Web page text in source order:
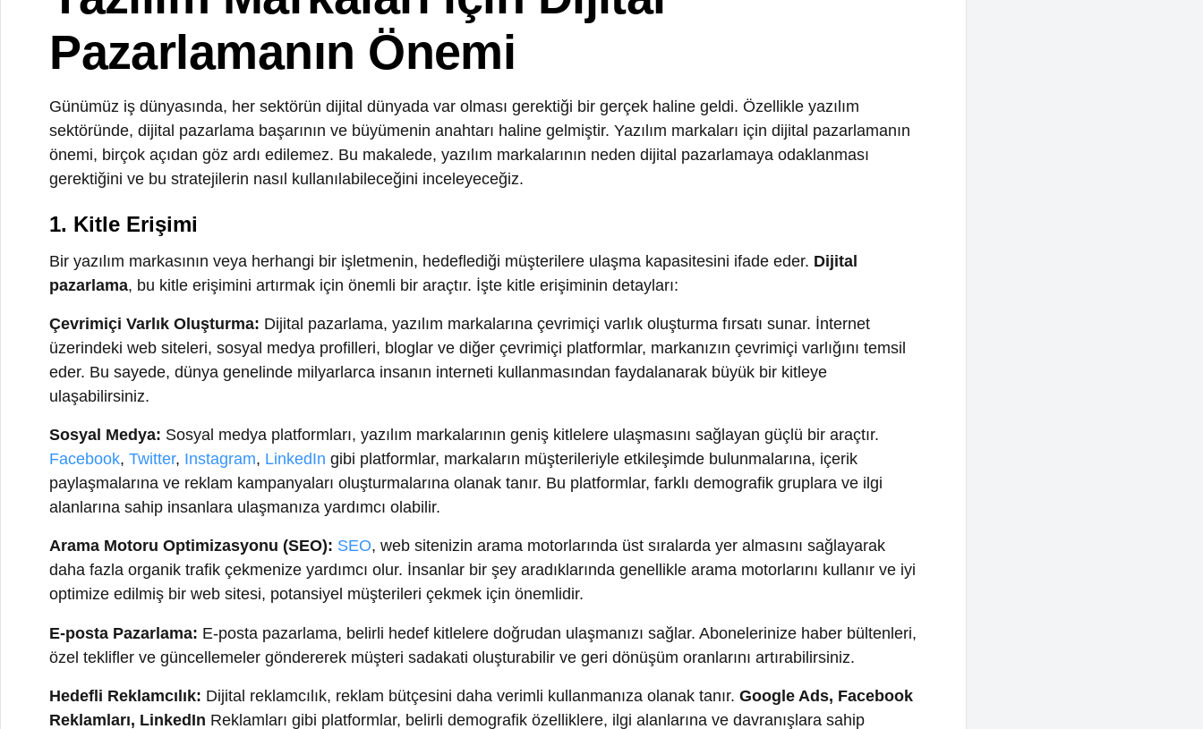
Pazarlamanın Önemi
Günümüz iş dünyasında, her sektörün dijital dünyada var olması gerektiği bir gerçek haline geldi. Özellikle yazılım
önemi, birçok açıdan göz ardı edilemez. Bu makalede, yazılım markalarının neden dijital pazarlamaya odaklanması
gerektiğini ve bu stratejilerin nasıl kullanılabileceğini inceleyeceğiz.
1. Kitle Erişimi
pazarlama, bu kitle erişimini artırmak için önemli bir araçtır. İşte kitle erişiminin detayları:
Çevrimiçi Varlık Oluşturma:Dijital pazarlama, yazılım markalarına çevrimiçi varlık oluşturma fırsatı sunar. İnternet
üzerindeki web siteleri, sosyal medya profilleri, bloglar ve diğer çevrimiçi platformlar, markanızın çevrimiçi varlığını temsil
eder. Bu sayede, dünya genelinde milyarlarca insanın interneti kullanmasından faydalanarak büyük bir kitleye
ulaşabilirsiniz.
Sosyal Medya:Sosyal medya platformları, yazılım markalarının geniş kitlelere ulaşmasını sağlayan güçlü bir araçtır.
Facebook,Twitter
alanlarına sahip insanlara ulaşmanıza yardımcı olabilir.
Arama Motoru Optimizasyonu (SEO): SEO, web sitenizin arama motorlarında üst sıralarda yer almasını sağlayarak
daha fazla organik trafik çekmenize yardımcı olur. İnsanlar bir şey aradıklarında genellikle arama motorlarını kullanır ve iyi
optimize edilmiş bir web sitesi, potansiyel müşterileri çekmek için önemlidir.
E-posta Pazarlama:E-posta pazarlama, belirli hedef kitlelere doğrudan ulaşmanızı sağlar. Abonelerinize haber bültenleri,
özel teklifler ve güncellemeler göndererek müşteri sadakati oluşturabilir ve geri dönüşüm oranlarını artırabilirsiniz.
Reklamları, LinkedInReklamları gibi platformlar, belirli demografik özelliklere, ilgi alanlarına ve davranışlara sahip
kullanıcılara reklamlarınızı göstermenizi sağlar. Bu sayede, reklamlarınız sadece ilgilenen kişilere ulaşır.
Analitik ve Veri İzleme: Dijital pazarlama stratejileri, kampanyalarınızın performansını ölçmenize yardımcı olur. Tıklama
oranları, dönüşüm oranları, ziyaretçi istatistikleri gibi verileri izleyerek hangi stratejilerin daha etkili olduğunu